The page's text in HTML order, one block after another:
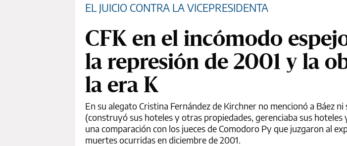
EL JUICIO CONTRA LA VICEPRESIDENTA
CFK en el incómodo
la represión de 2001 y la
la era K
En su alegato Cristina Fernández de Kirchner no mencionó a Báez
(construyó sus hoteles y otras propiedades, gerenciaba sus hoteles
una comparación con los jueces de Comodoro Py que juzgaron al
muertes ocurridas en diciembre de 2001.